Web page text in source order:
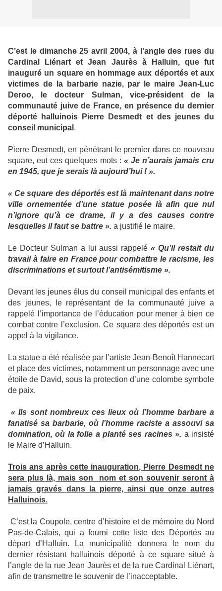
C’est le dimanche 25 avril 2004, à l’angle des rues du
Cardinal Liénart et Jean Jaurès à Halluin, que fut
inauguré un square en hommage aux déportés et aux
victimes de la barbarie nazie, par le maire Jean-Luc
Deroo, le docteur Sulman, vice-président de la
communauté juive de France, en présence du dernier
déporté halluinois Pierre Desmedt et des jeunes du
conseil municipal .
Pierre Desmedt, en pénétrant le premier dans ce nouveau
square, eut ces quelques mots : « Je n’aurais jamais cru
en 1945, que je serais là aujourd’hui ! ».
« Ce square des déportés est là maintenant dans notre
ville ornementée d’une statue posée là afin que nul
n’ignore qu’à ce drame, il y a des causes contre
lesquelles il faut se battre ». a justifié le maire.
Le Docteur Sulman a lui aussi rappelé« Qu’il restait du
travail à faire en France pour combattre le racisme, les
discriminations et surtout l’antisémitisme ».
Devant les jeunes élus du conseil municipal des enfants et
des jeunes, le représentant de la communauté juive a
rappelé l’importance de l’éducation pour mener à bien ce
combat contre l’exclusion. Ce square des déportés est un
appel à la vigilance.
La statue a été réalisée par l’artiste Jean-Benoît Hannecart
et place des victimes, notamment un personnage avec une
étoile de David, sous la protection d’une colombe symbole
de paix.
« Ils sont nombreux ces lieux où l’homme barbare a
fanatisé sa barbarie, où l’homme raciste a assouvi sa
domination, où la folie a planté ses racines ». a insisté
le Maire d’Halluin.
Trois ans après cette inauguration, Pierre Desmedt ne
sera plus là, mais son
nom et son souvenir seront à
jamais gravés dans la pierre, ainsi que onze autres
Halluinois.
C’est la Coupole, centre d’histoire et de mémoire du Nord
Pas-de-Calais, qui a fourni cette liste des Déportés au
départ d’Halluin. La municipalité donnera le nom du
dernier résistant halluinois déporté à ce square situé à
l’angle de la rue Jean Jaurès et de la rue Cardinal Liénart,
afin de transmettre le souvenir de l’inacceptable.